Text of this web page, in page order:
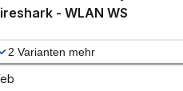
- WLAN WS
2 Varianten mehr